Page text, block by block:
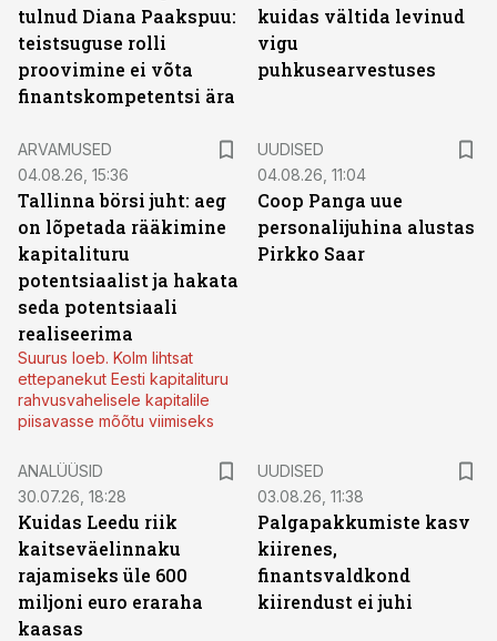
tulnud Diana Paakspuu:
teistsuguse rolli
proovimine ei võta
finantskompetentsi ära
kuidas vältida levinud
vigu
puhkusearvestuses
ARVAMUSED
04.08.26, 15:36
Tallinna börsi juht: aeg
on lõpetada rääkimine
kapitalituru
potentsiaalist ja hakata
seda potentsiaali
realiseerima
Suurus loeb. Kolm lihtsat
ettepanekut Eesti kapitalituru
rahvusvahelisele kapitalile
piisavasse mõõtu viimiseks
UUDISED
04.08.26, 11:04
Coop Panga uue
personalijuhina alustas
Pirkko Saar
ANALÜÜSID
30.07.26, 18:28
Kuidas Leedu riik
kaitseväelinnaku
rajamiseks üle 600
miljoni euro eraraha
kaasas
UUDISED
03.08.26, 11:38
Palgapakkumiste kasv
kiirenes,
finantsvaldkond
kiirendust ei juhi